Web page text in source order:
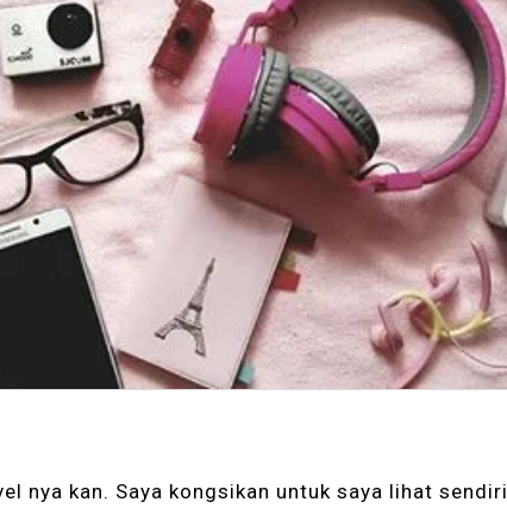
nya kan. Saya kongsikan untuk saya lihat sendiri